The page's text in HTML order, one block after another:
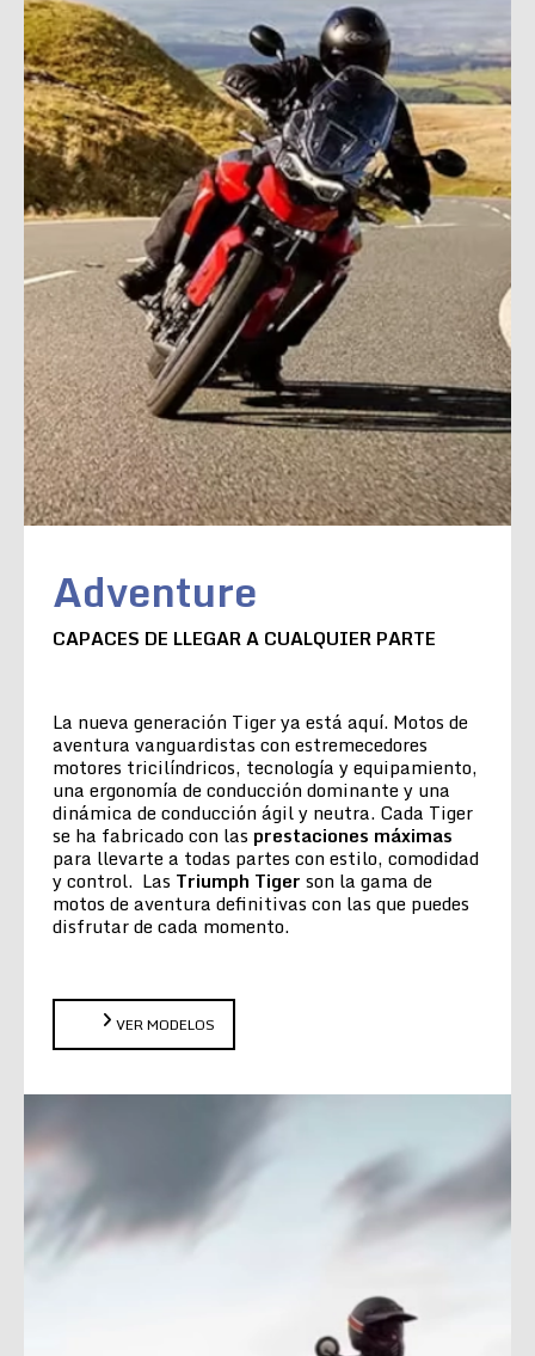
Adventure
CAPACES DE LLEGAR A CUALQUIER PARTE
La nueva generación Tiger ya está aquí. Motos de
aventura vanguardistas con estremecedores
motores tricilíndricos, tecnología y equipamiento,
una ergonomía de conducción dominante y una
dinámica de conducción ágil y neutra. Cada Tiger
se ha fabricado con las prestaciones máximas
para llevarte a todas partes con estilo, comodidad
y control. Las Triumph Tiger son la gama de
motos de aventura definitivas con las que puedes
disfrutar de cada momento.
VER MODELOS